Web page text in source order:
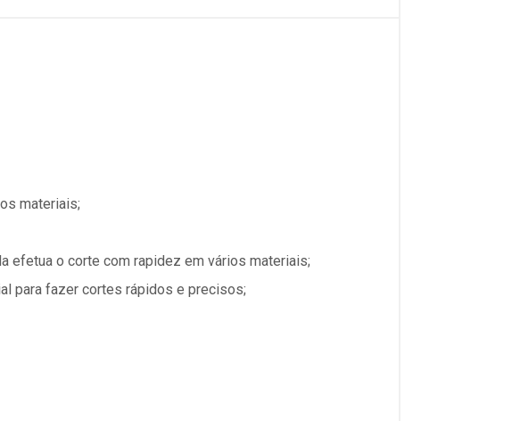
materiais;
efetua o corte com rapidez em vários materiais;
para fazer cortes rápidos e precisos;